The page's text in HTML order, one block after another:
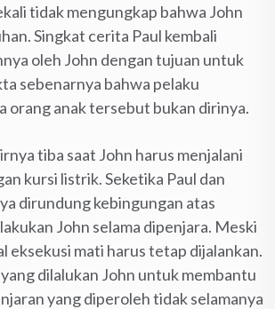
tidak mengungkap bahwa John
Singkat cerita Paul kembali
oleh John dengan tujuan untuk
sebenarnya bahwa pelaku
orang anak tersebut bukan dirinya.
tiba saat John harus menjalani
kursi listrik. Seketika Paul dan
dirundung kebingungan atas
John selama dipenjara. Meski
eksekusi mati harus tetap dijalankan.
dilalukan John untuk membantu
yang diperoleh tidak selamanya